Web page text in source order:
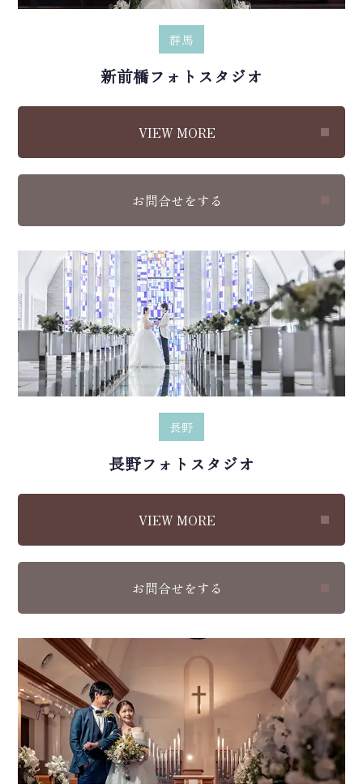
群馬
新前橋フォトスタジオ
VIEW MORE
お問合せをする
長野
長野フォトスタジオ
VIEW MORE
お問合せをする